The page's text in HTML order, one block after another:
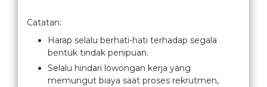
Catatan:
Harap selalu berhati-hati terhadap segala
bentuk tindak penipuan.
Selalu hindari lowongan kerja yang
memungut biaya saat proses rekrutmen,